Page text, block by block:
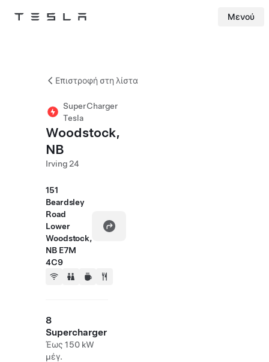
Tesla Μενού
Επιστροφή στη λίστα
SuperCharger
Tesla
Woodstock,
NB
Irving 24
151
Beardsley
Road
Lower
Woodstock,
NB E7M
4C9
8
Supercharger
Έως 150 kW
μέγ.